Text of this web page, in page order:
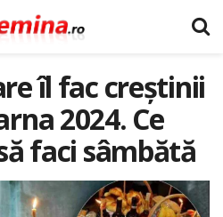
îl fac creştinii
2024. Ce
faci sâmbătă